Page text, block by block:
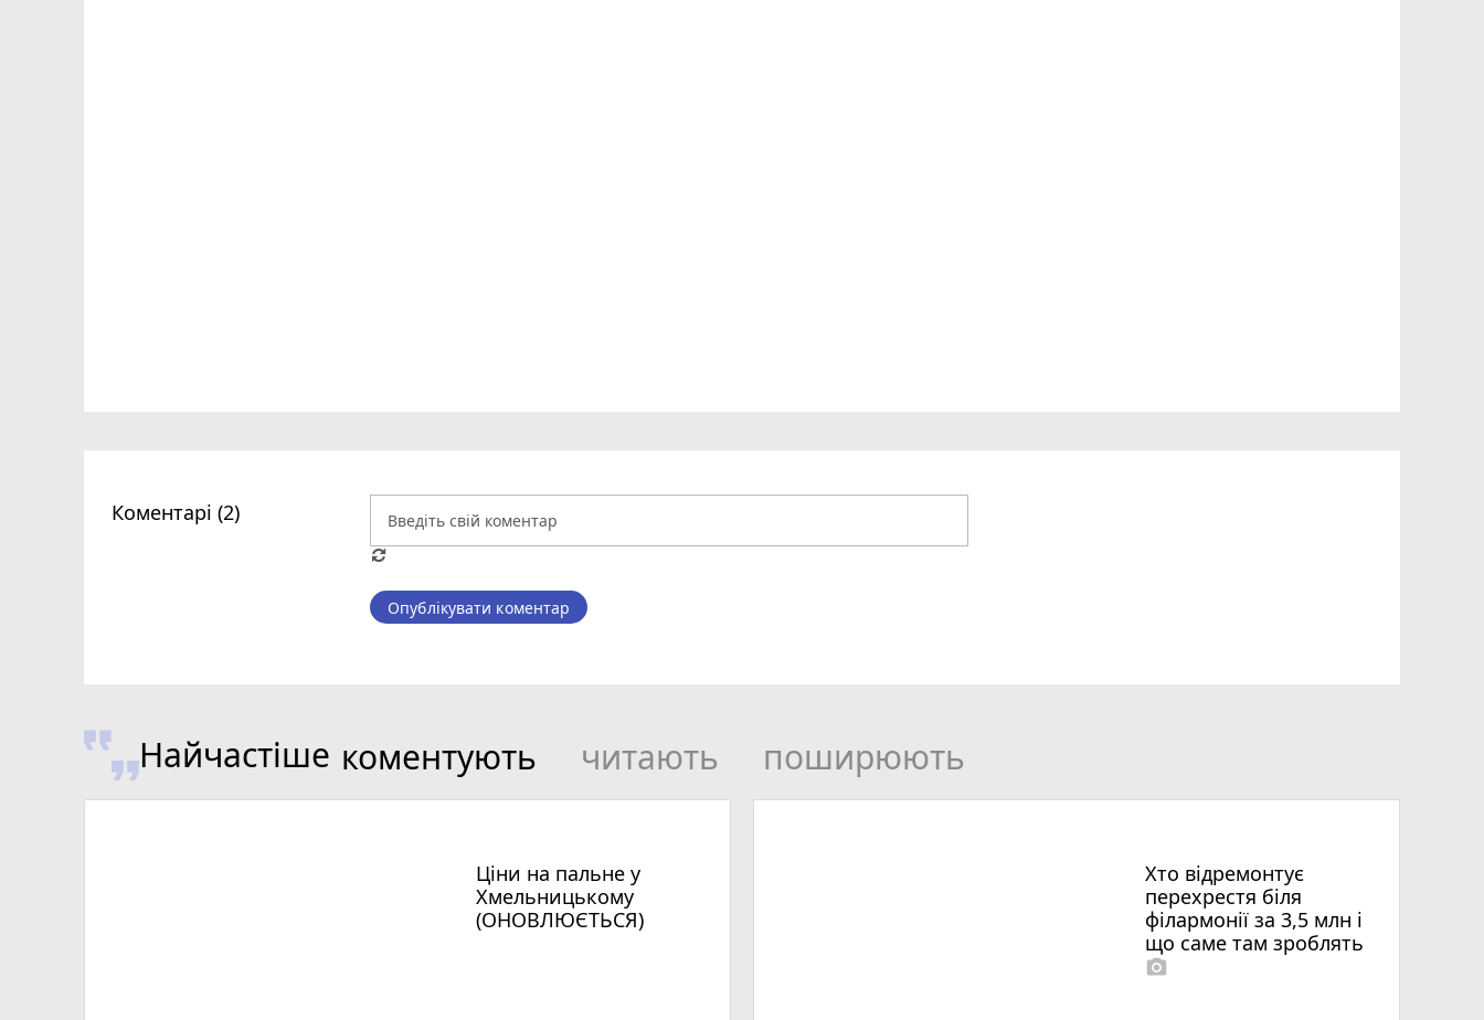
Коментарі (2)
Опублікувати коментар
Найчастіше коментують читають поширюють
Ціни на пальне у
Хмельницькому
(ОНОВЛЮЄТЬСЯ)
Хто відремонтує
перехрестя біля
філармонії за 3,5 млн і
що саме там зроблять
photo_camera